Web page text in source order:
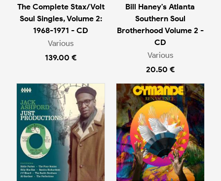
The Complete Stax/Volt
Soul Singles, Volume 2:
1968-1971 - CD
Various
139.00 €
Bill Haney's Atlanta
Southern Soul
Brotherhood Volume 2 -
CD
Various
20.50 €